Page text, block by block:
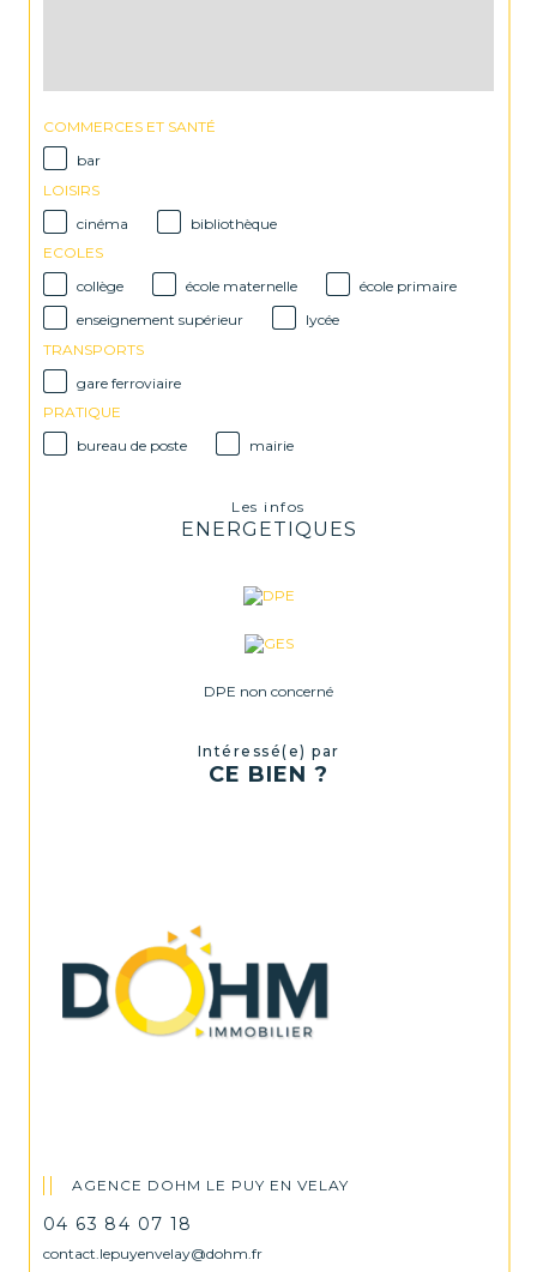
COMMERCES ET SANTÉ
bar
LOISIRS
cinéma
bibliothèque
ECOLES
collège
école maternelle
école primaire
enseignement supérieur
lycée
TRANSPORTS
gare ferroviaire
PRATIQUE
bureau de poste
mairie
Les infos
ENERGETIQUES
DPE non concerné
Intéressé(e) par
CE BIEN ?
AGENCE DOHM LE PUY EN VELAY
04 63 84 07 18
contact.lepuyenvelay@dohm.fr